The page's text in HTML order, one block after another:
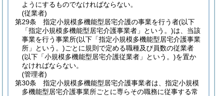
ようにするものでなければならない。
(従業者)
第29条
指定小規模多機能型居宅介護の事業を行う者(以下
「指定小規模多機能型居宅介護事業者」という。)は、当該
事業を行う事業所(以下「指定小規模多機能型居宅介護事業
所」という。)ごとに規則で定める職種及び員数の従業者
(以下「小規模多機能型居宅介護従業者」という。)を置か
なければならない。
(管理者)
第30条
指定小規模多機能型居宅介護事業者は、指定小規模
多機能型居宅介護事業所ごとに専らその職務に従事する常